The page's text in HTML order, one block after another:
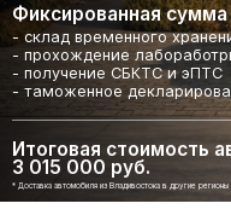
Фиксированная сумма
- склад временного
- прохождение
- получение СБКТС и эПТС
- таможенное
Итоговая стоимость
3 015 000 руб.
* Доставка автомобиля из Владивостока в другие